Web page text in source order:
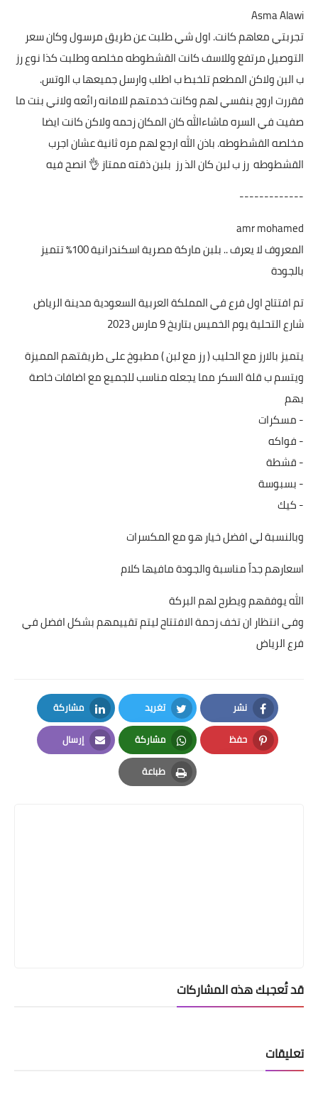
Asma Alawi
تجربتي معاهم كانت. اول شي طلبت عن طريق مرسول وكان سعر
التوصيل مرتفع وللاسف كانت القشطوطه مخلصه وطلبت كذا نوع رز
ب البن ولاكن المطعم تلخبط ب اطلب وارسل جميعها ب الوتس.
فقررت اروح بنفسي لهم وكانت خدمتهم للامانه رائعه ولاني بنت ما
صفيت في السره ماشاءالله كان المكان زحمه ولاكن كانت ايضا
مخلصه القشطوطه. باذن الله ارجع لهم مره ثانية عشان اجرب
القشطوطه رز ب لبن كان الذ رز بلبن ذقته ممتاز 👌 انصح فيه
-------------
amr mohamed
المعروف لا يعرف .. بلبن ماركة مصرية اسكندرانية 100٪ تتميز
بالجودة
تم افتتاح اول فرع في المملكة العربية السعودية مدينة الرياض
شارع التحلية يوم الخميس بتاريخ 9 مارس 2023
يتميز بالارز مع الحليب ( رز مع لبن ) مطبوخ على طريقتهم المميزة
ويتسم ب قلة السكر مما يجعله مناسب للجميع مع اضافات خاصة
بهم
- مسكرات
- فواكه
- قشطة
- بسبوسة
- كيك
وبالنسبة لي افضل خيار هو مع المكسرات
اسعارهم جداً مناسبة والجودة مافيها كلام
الله يوفقهم ويطرح لهم البركة
وفي انتظار ان تخف زحمة الافتتاح ليتم تقييمهم بشكل افضل في
فرع الرياض
نشر
Facebook
تغريد
Twitter
مشاركة
LinkedIn
حفظ
Pinterest
مشاركة
Whatsapp
إرسال
Email
طباعة
Print
قد تُعجبك هذه المشاركات
تعليقات